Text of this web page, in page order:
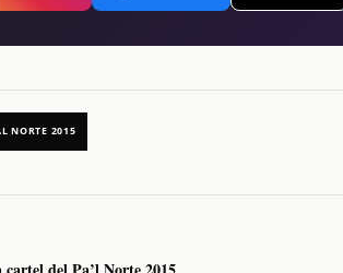
NORTE 2015